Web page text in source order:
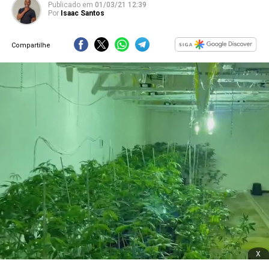
Publicado em 01/03/21 12:39
Por Isaac Santos
Compartilhe
x